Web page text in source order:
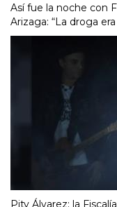
Así fue la noche con
Arizaga: “La droga
Pity Álvarez: la